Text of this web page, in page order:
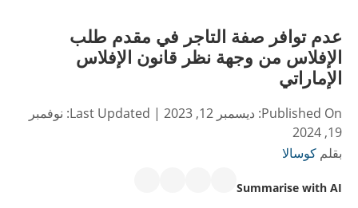
عدم توافر صفة التاجر في مقدم طلب
الإفلاس من وجهة نظر قانون الإفلاس
الإماراتي
Published On: ديسمبر 12, 2023 | Last Updated:
نوفمبر
19, 2024
بقلم كوسالا
Summarise with AI